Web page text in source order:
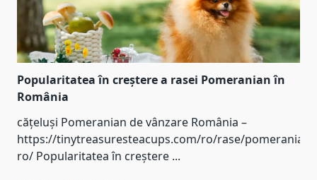
Popularitatea în creștere a rasei Pomeranian în
România
cățeluși Pomeranian de vânzare România –
https://tinytreasuresteacups.com/ro/rase/pomeranian-
ro/ Popularitatea în creștere ...